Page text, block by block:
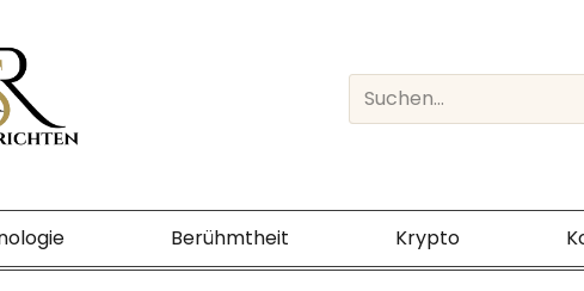
Search
Berühmtheit Krypto